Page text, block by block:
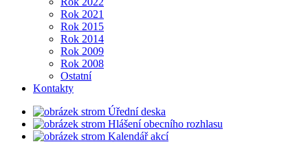
Rok 2021
Rok 2015
Rok 2014
Rok 2009
Rok 2008
Ostatní
Kontakty
Úřední deska
Hlášení obecního rozhlasu
Kalendář akcí